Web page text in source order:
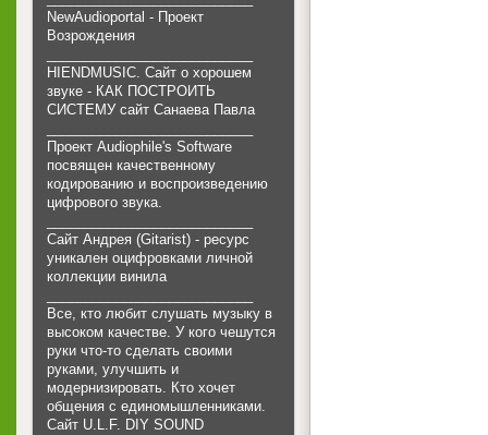
NewAudioportal - Проект
Возрождения
HIENDMUSIC. Сайт о хорошем
звуке - КАК ПОСТРОИТЬ
СИСТЕМУ сайт Санаева Павла
Проект Audiophile's Software
посвящен качественному
кодированию и воспроизведению
цифрового звука.
Сайт Андрея (Gitarist) - ресурс
уникален оцифровками личной
коллекции винила
Все, кто любит слушать музыку в
высоком качестве. У кого чешутся
руки что-то сделать своими
руками, улучшить и
модернизировать. Кто хочет
общения с единомышленниками.
Cайт U.L.F. DIY SOUND